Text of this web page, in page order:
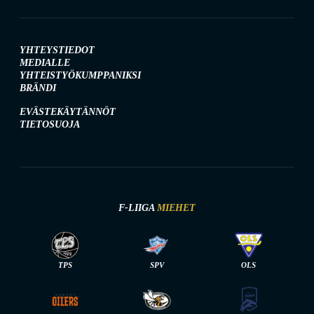
YHTEYSTIEDOT
MEDIALLE
YHTEISTYÖKUMPPANIKSI
BRÄNDI
EVÄSTEKÄYTÄNNÖT
TIETOSUOJA
F-LIIGA MIEHET
TPS SPV OLS